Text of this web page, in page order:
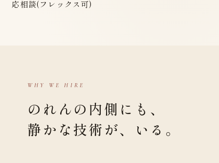
応相談(フレックス可)
WHY WE HIRE
のれんの内側にも、
静かな技術が、いる。